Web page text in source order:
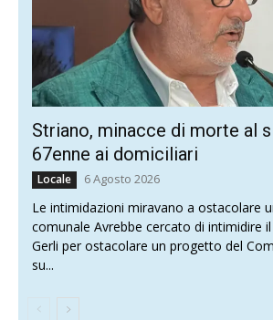
Striano, minacce di morte al
67enne ai domiciliari
Locale 6 Agosto 2026
Le intimidazioni miravano a ostacolare
comunale Avrebbe cercato di intimidire
Gerli per ostacolare un progetto del
su...